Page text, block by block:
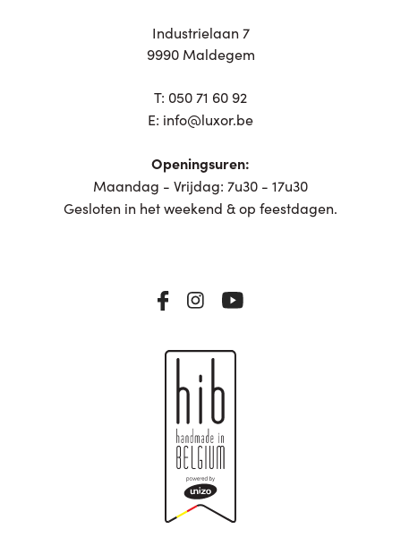
Industrielaan 7
9990 Maldegem
T: 050 71 60 92
E: info@luxor.be
Openingsuren:
Maandag - Vrijdag: 7u30 - 17u30
Gesloten in het weekend & op feestdagen.